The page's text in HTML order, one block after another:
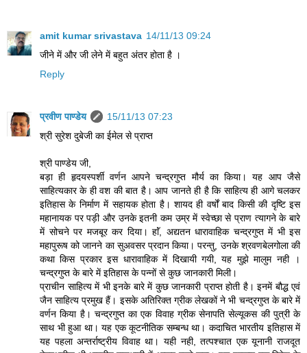
amit kumar srivastava 14/11/13 09:24
जीने में और जी लेने में बहुत अंतर होता है ।
Reply
प्रवीण पाण्डेय
15/11/13 07:23
श्री सुरेश दुबेजी का ईमेल से प्राप्त
श्री पाण्डेय जी,
बड़ा ही हृदयस्पर्शी वर्णन आपने चन्द्रगुप्त मौर्य का किया। यह आप जैसे
साहित्यकार के ही वश की बात है। आप जानते ही है कि साहित्य ही आगे चलकर
इतिहास के निर्माण में सहायक होता है। शायद ही वर्षों बाद किसी की दृष्टि इस
महानायक पर पड़ी और उनके इतनी कम उम्र में स्वेच्छा से प्राण त्यागने के बारे
में सोचने पर मजबूर कर दिया। हाॅं, अद्यतन धारावाहिक चन्द्रगुप्त में भी इस
महापुरूष को जानने का सुअवसर प्रदान किया। परन्तु, उनके श्रवणबेलगोला की
कथा किस प्रकार इस धारावाहिक में दिखायी गयी, यह मुझे मालुम नही ।
चन्द्रगुप्त के बारे में इतिहास के पन्नों से कुछ जानकारी मिली।
प्राचीन साहित्य में भी इनके बारे में कुछ जानकारी प्राप्त होती है। इनमें बौद्ध एवं
जैन साहित्य प्रमुख हैं। इसके अतिरिक्त ग्रीक लेखकों ने भी चन्द्रगुप्त के बारे में
वर्णन किया है। चन्द्रगुप्त का एक विवाह ग्रीक सेनापति सेल्यूकस की पुत्री के
साथ भी हुआ था। यह एक कूटनीतिक सम्बन्ध था। कदाचित भारतीय इतिहास में
यह पहला अन्तर्राष्ट्रीय विवाह था। यही नही, तत्पश्चात एक यूनानी राजदूत